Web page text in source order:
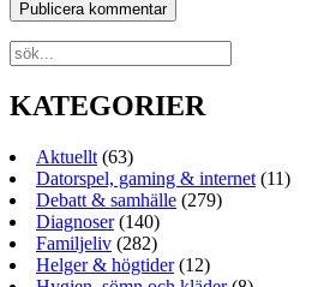
KATEGORIER
Aktuellt (63)
Datorspel, gaming & internet (11)
Debatt & samhälle (279)
Diagnoser(140)
Familjeliv (282)
Helger & högtider(12)